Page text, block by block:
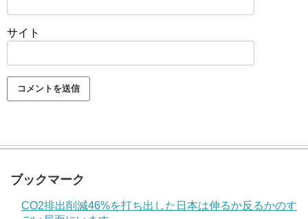
サイト
ブックマーク
CO2排出削減46%を打ち出した日本は伸るか反るかのす